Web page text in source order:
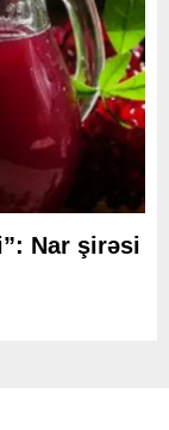
Nar şirəsi